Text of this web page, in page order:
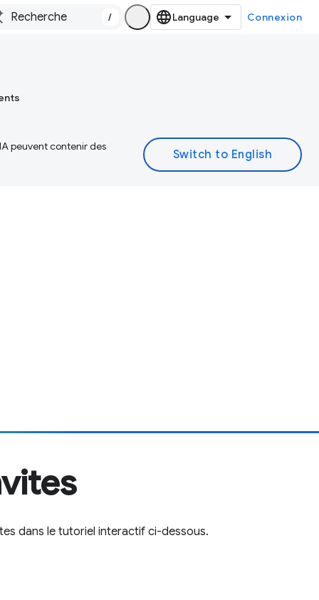
/ Connexion
peuvent contenir des
dans le tutoriel interactif ci-dessous.